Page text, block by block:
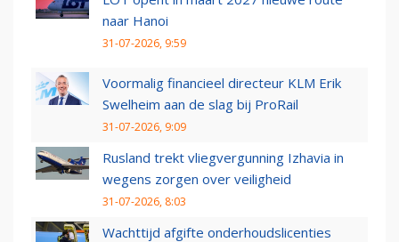
naar Hanoi
31-07-2026, 9:59
Voormalig financieel directeur KLM Erik
Swelheim aan de slag bij ProRail
31-07-2026, 9:09
Rusland trekt vliegvergunning Izhavia in
wegens zorgen over veiligheid
31-07-2026, 8:03
Wachttijd afgifte onderhoudslicenties